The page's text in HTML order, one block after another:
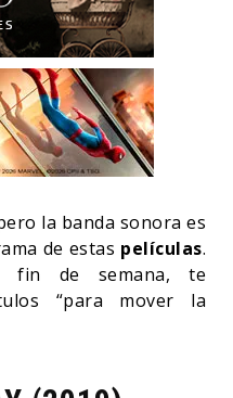
la banda sonora es
de estas películas.
fin de semana, te
“para mover la